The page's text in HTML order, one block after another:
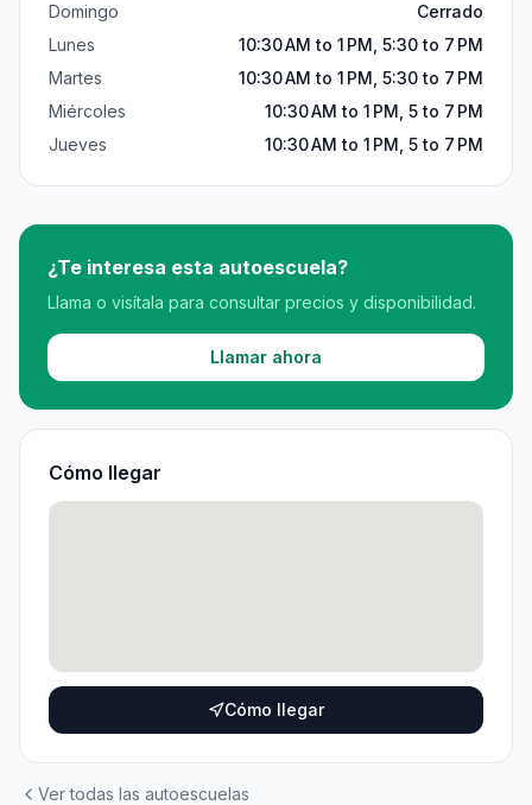
Domingo
Cerrado
Lunes
10:30 AM to 1 PM, 5:30 to 7 PM
Martes
10:30 AM to 1 PM, 5:30 to 7 PM
Miércoles
10:30 AM to 1 PM, 5 to 7 PM
Jueves
10:30 AM to 1 PM, 5 to 7 PM
¿Te interesa esta autoescuela?
Llama o visítala para consultar precios y disponibilidad.
Llamar ahora
Cómo llegar
Cómo llegar
Ver todas las autoescuelas